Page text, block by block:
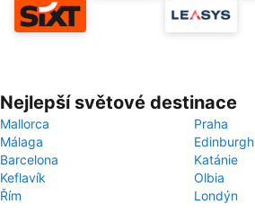
Nejlepší světové destinace
Mallorca
Praha
Málaga
Edinburgh
Barcelona
Katánie
Keflavík
Olbia
Řím
Londýn